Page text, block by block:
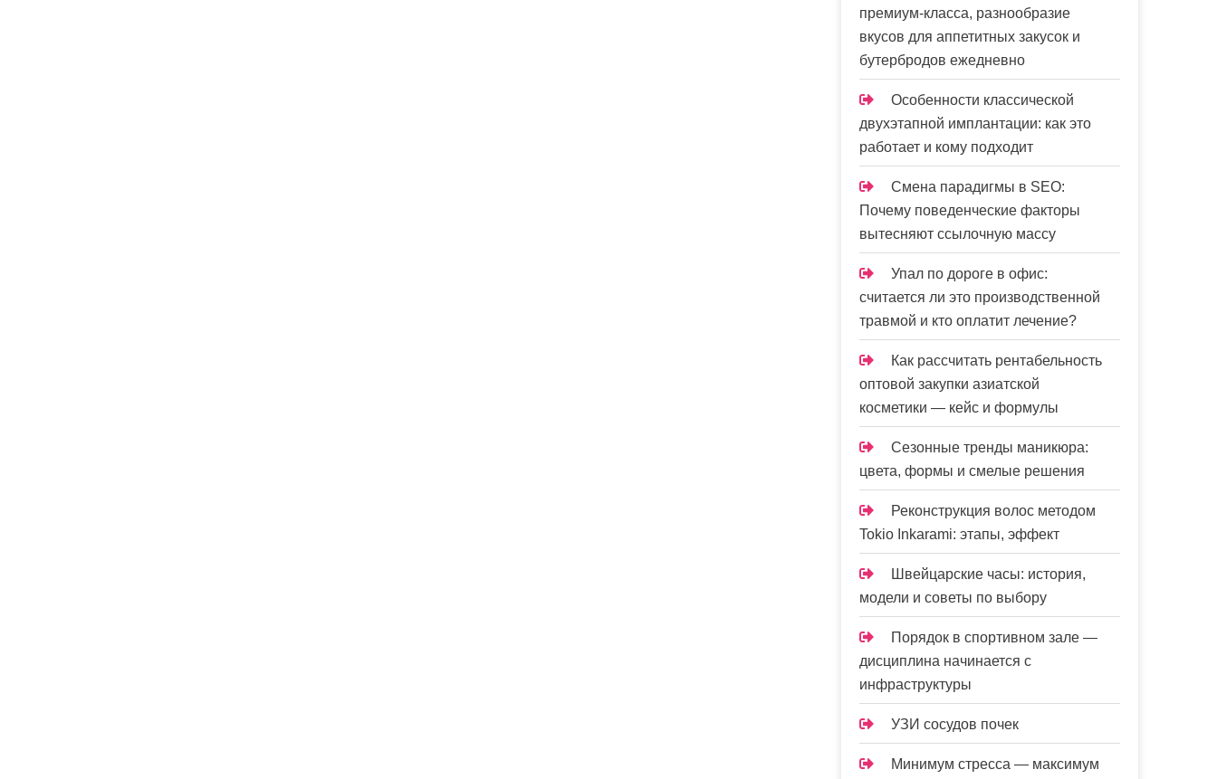
премиум-класса, разнообразие
вкусов для аппетитных закусок и
бутербродов ежедневно
Особенности классической
двухэтапной имплантации: как это
работает и кому подходит
Смена парадигмы в SEO:
Почему поведенческие факторы
вытесняют ссылочную массу
Упал по дороге в офис:
считается ли это производственной
травмой и кто оплатит лечение?
Как рассчитать рентабельность
оптовой закупки азиатской
косметики — кейс и формулы
Сезонные тренды маникюра:
цвета, формы и смелые решения
Реконструкция волос методом
Tokio Inkarami: этапы, эффект
Швейцарские часы: история,
модели и советы по выбору
Порядок в спортивном зале —
дисциплина начинается с
инфраструктуры
УЗИ сосудов почек
Минимум стресса — максимум